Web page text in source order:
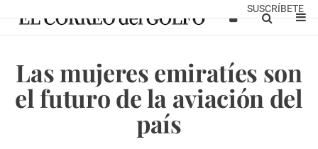
SUSCRÍBETE
Las mujeres emiratíes son
el futuro de la aviación del
país